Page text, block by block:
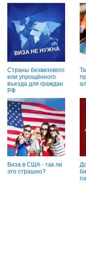
Страны безвизового
или упрощённого
въезда для граждан
РФ
Виза в США - так ли
это страшно?